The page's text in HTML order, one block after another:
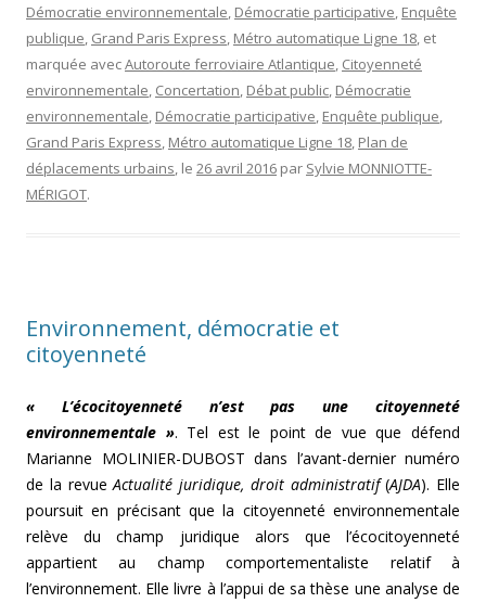
Démocratie environnementale, Démocratie participative, Enquête
publique, Grand Paris Express, Métro automatique Ligne 18, et
marquée avecAutoroute ferroviaire Atlantique, Citoyenneté
environnementale, Concertation, Débat public, Démocratie
environnementale, Démocratie participative, Enquête publique,
Grand Paris Express, Métro automatique Ligne 18, Plan de
déplacements urbains, le 26 avril 2016 par Sylvie MONNIOTTE-
MÉRIGOT.
Environnement, démocratie et
citoyenneté
« L’écocitoyenneté n’est pas une citoyenneté
environnementale ». Tel est le point de vue que défend
Marianne MOLINIER-DUBOST dans l’avant-dernier numéro
de la revueActualité juridique, droit administratif(AJDA). Elle
poursuit en précisant que la citoyenneté environnementale
relève du champ juridique alors que l’écocitoyenneté
appartient au champ comportementaliste relatif à
l’environnement. Elle livre à l’appui de sa thèse une analyse de